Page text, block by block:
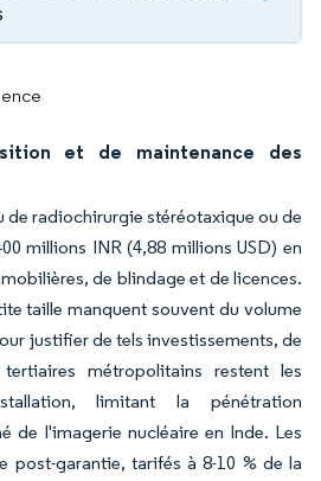
et de maintenance des
de radiochirurgie stéréotaxique ou de
millions INR (4,88 millions USD) en
de blindage et de licences.
taille manquent souvent du volume
justifier de tels investissements, de
métropolitains restent les
limitant la pénétration
de l'imagerie nucléaire en Inde. Les
post-garantie, tarifés à 8-10 % de la